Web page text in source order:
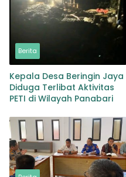
Berita
Kepala Desa Beringin Jaya
Diduga Terlibat Aktivitas
PETI di Wilayah Panabari